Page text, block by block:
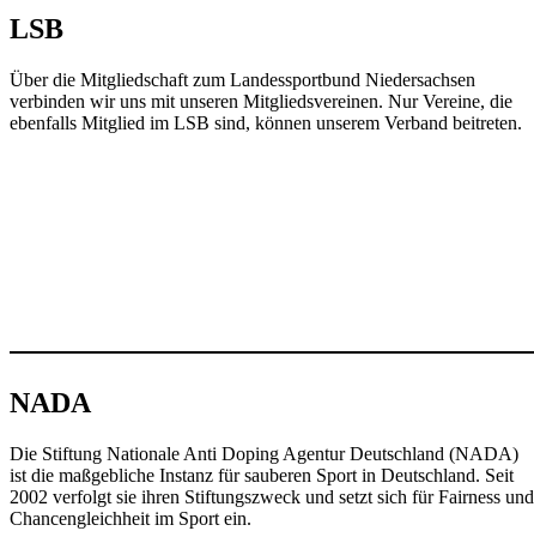
LSB
Über die Mitgliedschaft zum Landessportbund Niedersachsen
verbinden wir uns mit unseren Mitgliedsvereinen. Nur Vereine, die
ebenfalls Mitglied im LSB sind, können unserem Verband beitreten.
NADA
Die Stiftung Nationale Anti Doping Agentur Deutschland (NADA)
ist die maßgebliche Instanz für sauberen Sport in Deutschland. Seit
2002 verfolgt sie ihren Stiftungszweck und setzt sich für Fairness und
Chancengleichheit im Sport ein.